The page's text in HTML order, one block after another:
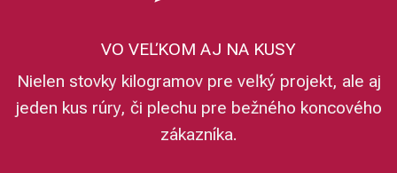
VO VEĽKOM AJ NA KUSY
Nielen stovky kilogramov pre veľký projekt, ale aj
jeden kus rúry, či plechu pre bežného koncového
zákazníka.